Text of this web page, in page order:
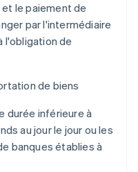
le paiement de
par l'intermédiaire
l'obligation de
de biens
durée inférieure à
au jour le jour ou les
banques établies à